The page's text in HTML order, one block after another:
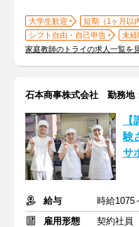
大学生歓迎 短期（1ヶ月以
シフト自由・自己申告
未経
家庭教師のトライの求人一覧を
石本商事株式会社 勤務地
験
サ
給与
時給
雇用形態
契約社員